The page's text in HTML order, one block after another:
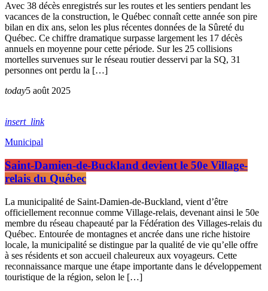
Avec 38 décès enregistrés sur les routes et les sentiers pendant les
vacances de la construction, le Québec connaît cette année son pire
bilan en dix ans, selon les plus récentes données de la Sûreté du
Québec. Ce chiffre dramatique surpasse largement les 17 décès
annuels en moyenne pour cette période. Sur les 25 collisions
mortelles survenues sur le réseau routier desservi par la SQ, 31
personnes ont perdu la […]
today5 août 2025
insert_link
Municipal
Saint-Damien-de-Buckland devient le 50e Village-
relais du Québec
La municipalité de Saint-Damien-de-Buckland, vient d’être
officiellement reconnue comme Village-relais, devenant ainsi le 50e
membre du réseau chapeauté par la Fédération des Villages-relais du
Québec. Entourée de montagnes et ancrée dans une riche histoire
locale, la municipalité se distingue par la qualité de vie qu’elle offre
à ses résidents et son accueil chaleureux aux voyageurs. Cette
reconnaissance marque une étape importante dans le développement
touristique de la région, selon le […]